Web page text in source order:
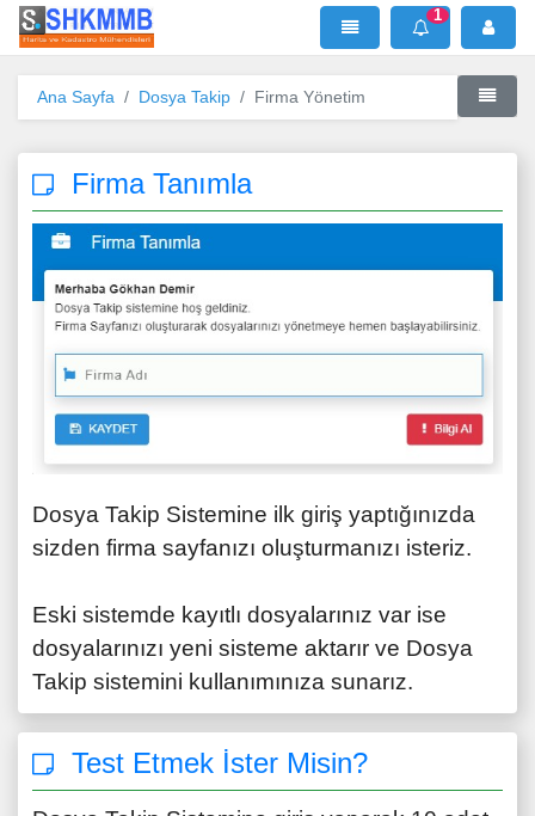
SHKMMB MenÜ Mesaj
1
Ana Sayfa Dosya Takip Firma Yönetim
Firma Tanımla
Dosya Takip Sistemine ilk giriş yaptığınızda
sizden firma sayfanızı oluşturmanızı isteriz.
Eski sistemde kayıtlı dosyalarınız var ise
dosyalarınızı yeni sisteme aktarır ve Dosya
Takip sistemini kullanımınıza sunarız.
Test Etmek İster Misin?